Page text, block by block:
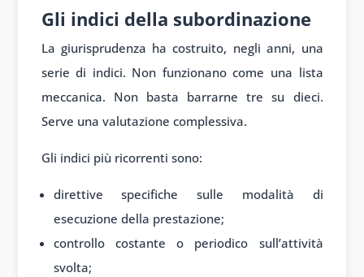
Gli indici della subordinazione
La giurisprudenza ha costruito, negli anni, una
serie di indici. Non funzionano come una lista
meccanica. Non basta barrarne tre su dieci.
Serve una valutazione complessiva.
Gli indici più ricorrenti sono:
direttive specifiche sulle modalità di
esecuzione della prestazione;
controllo costante o periodico sull’attività
svolta;